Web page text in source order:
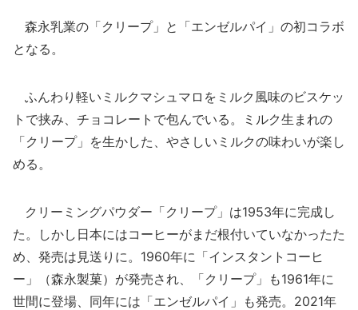
森永乳業の「クリープ」と「エンゼルパイ」の初コラボ
となる。
ふんわり軽いミルクマシュマロをミルク風味のビスケッ
トで挟み、チョコレートで包んでいる。ミルク生まれの
「クリープ」を生かした、やさしいミルクの味わいが楽し
める。
クリーミングパウダー「クリープ」は1953年に完成し
た。しかし日本にはコーヒーがまだ根付いていなかったた
め、発売は見送りに。1960年に「インスタントコーヒ
ー」（森永製菓）が発売され、「クリープ」も1961年に
世間に登場、同年には「エンゼルパイ」も発売。2021年